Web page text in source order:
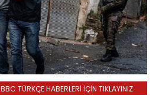
BBC TÜRKÇE HABERLERİ İÇİN TIKLAYINIZ